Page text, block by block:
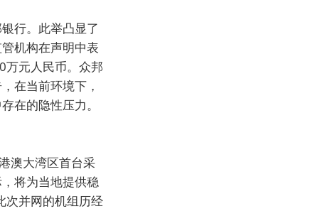
行。此举凸显了
机构在声明中表
万元人民币。众邦
在当前环境下，
在的隐性压力。
澳大湾区首台采
将为当地提供稳
次并网的机组历经